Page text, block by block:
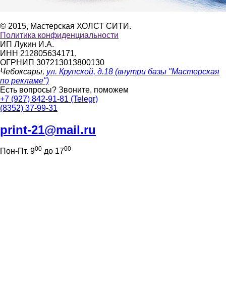
© 2015, Мастерская ХОЛСТ СИТИ.
Политика конфиденциальности
ИП Лукин И.А.
ИНН 212805634171,
ОГРНИП 307213013800130
Чебоксары, ул. Крупской, д.18 (внутри базы "Мастерская
по рекламе")
Есть вопросы? Звоните, поможем
+7 (927) 842-91-81 (Telegr)
(8352) 37-99-31
print-21@mail.ru
Пон-Пт. 900 до 1700